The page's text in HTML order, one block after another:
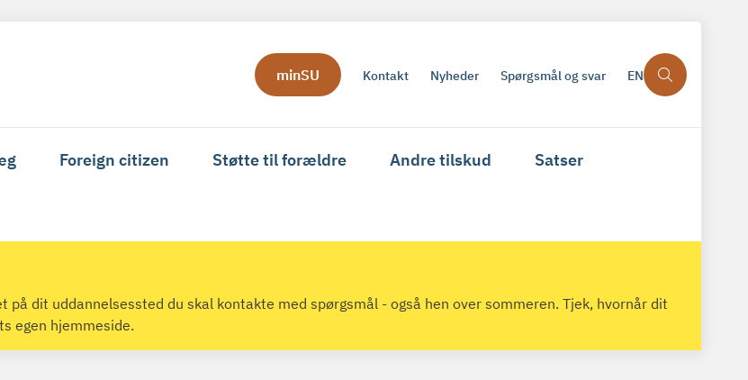
minSU Kontakt Nyheder Spørgsmål og svar EN
Foreign citizen Støtte til forældre Andre tilskud Satser
på dit uddannelsessted du skal kontakte med spørgsmål - også hen over sommeren. Tjek, hvornår dit
egen hjemmeside.